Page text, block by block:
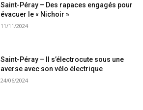
Saint-Péray – Des rapaces engagés pour
évacuer le « Nichoir »
11/11/2024
Saint-Péray – Il s’électrocute sous une
averse avec son vélo électrique
24/06/2024